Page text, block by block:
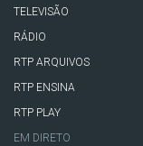
TELEVISÃO
RÁDIO
RTP ARQUIVOS
RTP ENSINA
RTP PLAY
EM DIRETO